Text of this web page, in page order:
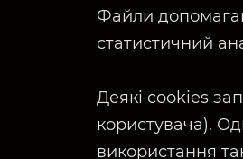
Файли
статистичний
Деякі cookies
користувача).
використання